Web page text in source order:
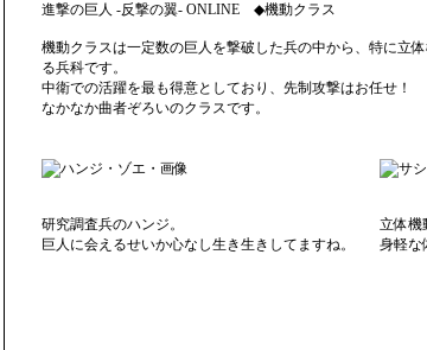
進撃の巨人 -反撃の翼- ONLINE ◆機動クラス
機動クラスは一定数の巨人を撃破した兵の中から、特に立
る兵科です。
中衛での活躍を最も得意としており、先制攻撃はお任せ！
なかなか曲者ぞろいのクラスです。
研究調査兵のハンジ。
巨人に会えるせいか心なし生き生きしてますね。
立体機
身軽な